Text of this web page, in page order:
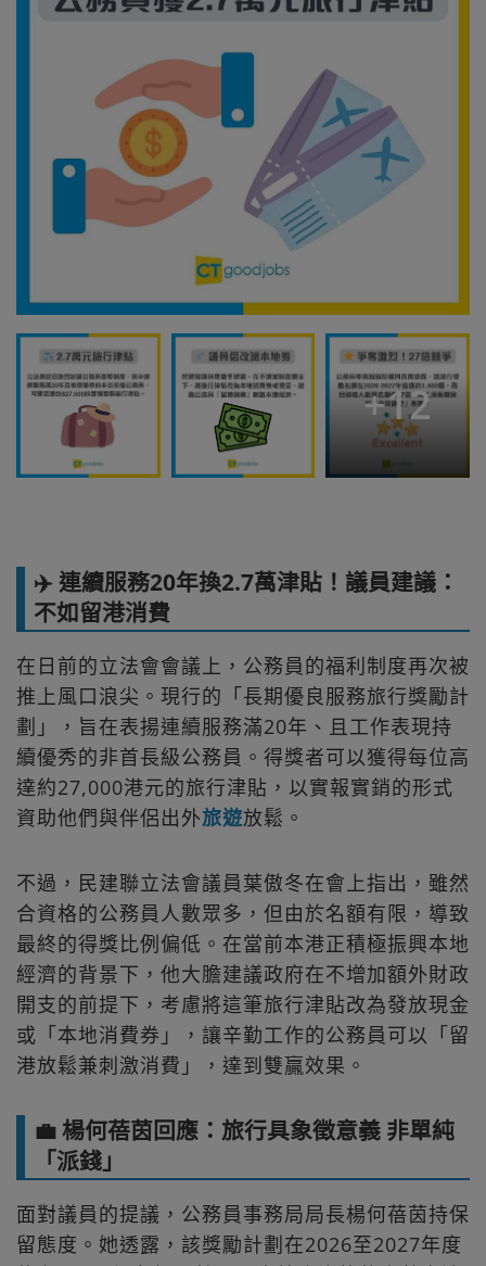
+12
✈️ 連續服務20年換2.7萬津貼！議員建議：
不如留港消費
在日前的立法會會議上，公務員的福利制度再次被
推上風口浪尖。現行的「長期優良服務旅行獎勵計
劃」，旨在表揚連續服務滿20年、且工作表現持
續優秀的非首長級公務員。得獎者可以獲得每位高
達約27,000港元的旅行津貼，以實報實銷的形式
資助他們與伴侶出外旅遊放鬆。
不過，民建聯立法會議員葉傲冬在會上指出，雖然
合資格的公務員人數眾多，但由於名額有限，導致
最終的得獎比例偏低。在當前本港正積極振興本地
經濟的背景下，他大膽建議政府在不增加額外財政
開支的前提下，考慮將這筆旅行津貼改為發放現金
或「本地消費券」，讓辛勤工作的公務員可以「留
港放鬆兼刺激消費」，達到雙贏效果。
💼 楊何蓓茵回應：旅行具象徵意義 非單純
「派錢」
面對議員的提議，公務員事務局局長楊何蓓茵持保
留態度。她透露，該獎勵計劃在2026至2027年度